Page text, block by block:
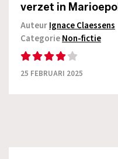
verzet in Marioepol
AuteurIgnace Claessens
CategorieNon-fictie
25 FEBRUARI 2025